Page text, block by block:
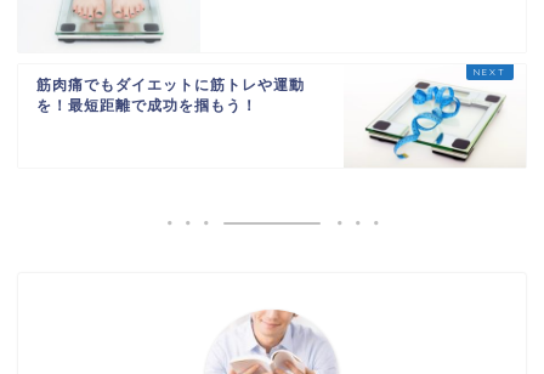
筋肉痛でもダイエットに筋トレや運動
を！最短距離で成功を掴もう！